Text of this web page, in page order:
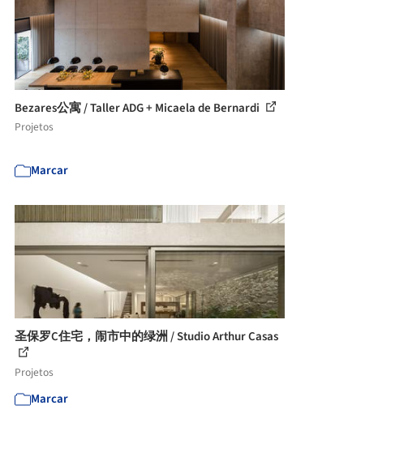
Bezares公寓 / Taller ADG + Micaela de Bernardi
Projetos
Marcar
圣保罗C住宅，闹市中的绿洲 / Studio Arthur Casas
Projetos
Marcar